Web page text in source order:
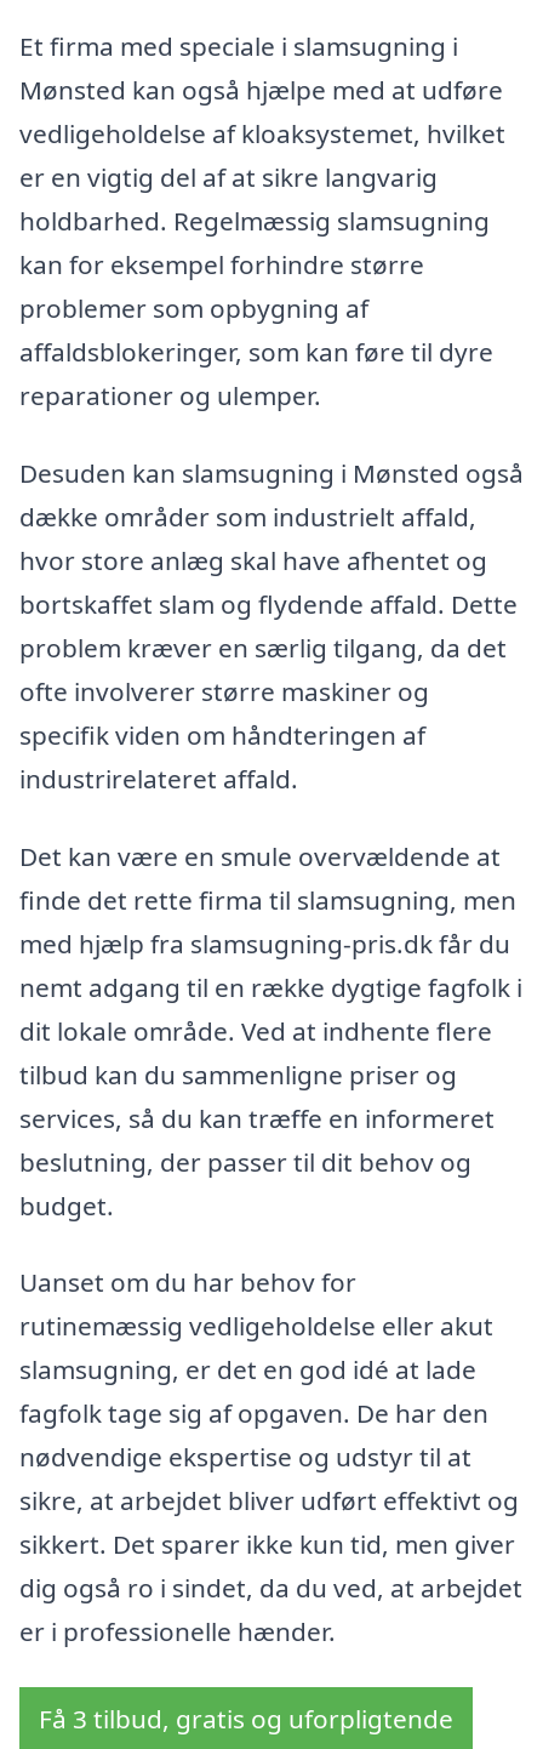
Et firma med speciale i slamsugning i
Mønsted kan også hjælpe med at udføre
vedligeholdelse af kloaksystemet, hvilket
er en vigtig del af at sikre langvarig
holdbarhed. Regelmæssig slamsugning
kan for eksempel forhindre større
problemer som opbygning af
affaldsblokeringer, som kan føre til dyre
reparationer og ulemper.
Desuden kan slamsugning i Mønsted også
dække områder som industrielt affald,
hvor store anlæg skal have afhentet og
bortskaffet slam og flydende affald. Dette
problem kræver en særlig tilgang, da det
ofte involverer større maskiner og
specifik viden om håndteringen af
industrirelateret affald.
Det kan være en smule overvældende at
finde det rette firma til slamsugning, men
med hjælp fra slamsugning-pris.dk får du
nemt adgang til en række dygtige fagfolk i
dit lokale område. Ved at indhente flere
tilbud kan du sammenligne priser og
services, så du kan træffe en informeret
beslutning, der passer til dit behov og
budget.
Uanset om du har behov for
rutinemæssig vedligeholdelse eller akut
slamsugning, er det en god idé at lade
fagfolk tage sig af opgaven. De har den
nødvendige ekspertise og udstyr til at
sikre, at arbejdet bliver udført effektivt og
sikkert. Det sparer ikke kun tid, men giver
dig også ro i sindet, da du ved, at arbejdet
er i professionelle hænder.
Få 3 tilbud, gratis og uforpligtende